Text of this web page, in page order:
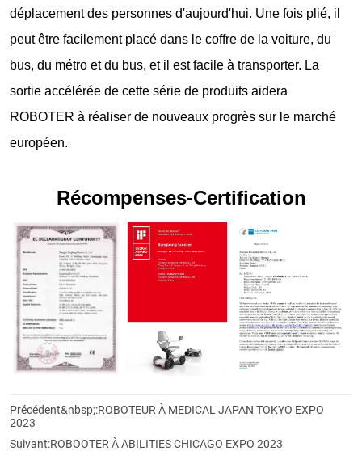
déplacement des personnes d'aujourd'hui. Une fois plié, il
peut être facilement placé dans le coffre de la voiture, du
bus, du métro et du bus, et il est facile à transporter. La
sortie accélérée de cette série de produits aidera
ROBOTER à réaliser de nouveaux progrès sur le marché
européen.
Récompenses-Certification
Précédent&nbsp;:ROBOTEUR À MEDICAL JAPAN TOKYO EXPO
2023
Suivant:ROBOOTER À ABILITIES CHICAGO EXPO 2023